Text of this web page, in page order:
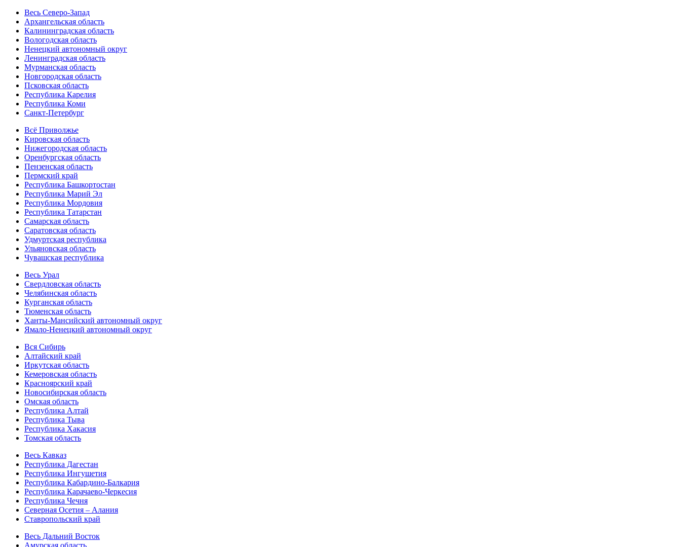
Весь Северо-Запад
Архангельская область
Калининградская область
Вологодская область
Ненецкий автономный округ
Ленинградская область
Мурманская область
Новгородская область
Псковская область
Республика Карелия
Республика Коми
Санкт-Петербург
Всё Приволжье
Кировская область
Нижегородская область
Оренбургская область
Пензенская область
Пермский край
Республика Башкортостан
Республика Марий Эл
Республика Мордовия
Республика Татарстан
Самарская область
Саратовская область
Удмуртская республика
Ульяновская область
Чувашская республика
Весь Урал
Свердловская область
Челябинская область
Курганская область
Тюменская область
Ханты-Мансийский автономный округ
Ямало-Ненецкий автономный округ
Вся Сибирь
Алтайский край
Иркутская область
Кемеровская область
Красноярский край
Новосибирская область
Омская область
Республика Алтай
Республика Тыва
Республика Хакасия
Томская область
Весь Кавказ
Республика Дагестан
Республика Ингушетия
Республика Кабардино-Балкария
Республика Карачаево-Черкесия
Республика Чечня
Северная Осетия – Алания
Ставропольский край
Весь Дальний Восток
Амурская область